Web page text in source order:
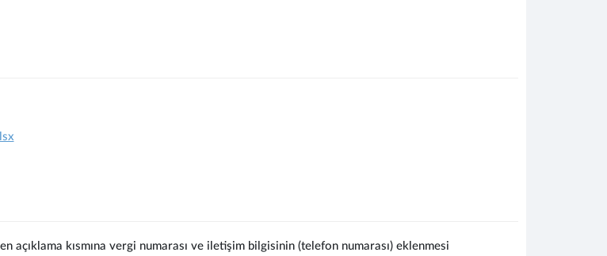
açıklama kısmına vergi numarası ve iletişim bilgisinin (telefon numarası) eklenmesi